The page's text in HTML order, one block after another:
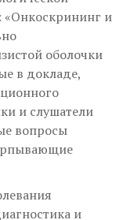
«Онкоскрининг и
оболочки
в докладе,
и слушатели
вопросы
и